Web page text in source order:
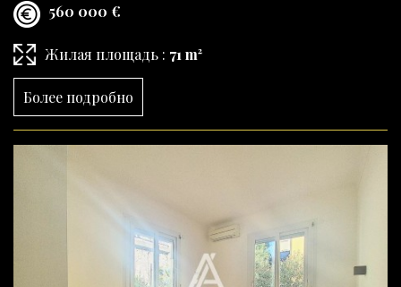
560 000 €
Жилая площадь : 71 m²
Более подробно